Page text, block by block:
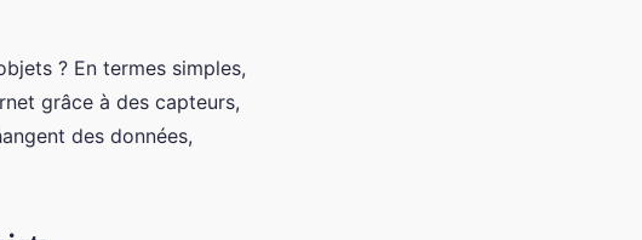
? En termes simples,
grâce à des capteurs,
des données,